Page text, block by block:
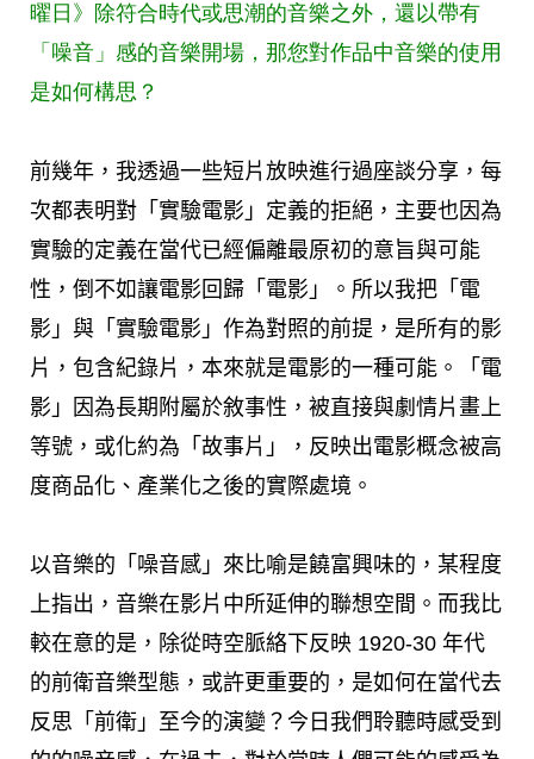
曜日》除符合時代或思潮的音樂之外，還以帶有
「噪音」感的音樂開場，那您對作品中音樂的使用
是如何構思？
前幾年，我透過一些短片放映進行過座談分享，每
次都表明對「實驗電影」定義的拒絕，主要也因為
實驗的定義在當代已經偏離最原初的意旨與可能
性，倒不如讓電影回歸「電影」。所以我把「電
影」與「實驗電影」作為對照的前提，是所有的影
片，包含紀錄片，本來就是電影的一種可能。「電
影」因為長期附屬於敘事性，被直接與劇情片畫上
等號，或化約為「故事片」，反映出電影概念被高
度商品化、產業化之後的實際處境。
以音樂的「噪音感」來比喻是饒富興味的，某程度
上指出，音樂在影片中所延伸的聯想空間。而我比
較在意的是，除從時空脈絡下反映 1920-30 年代
的前衛音樂型態，或許更重要的，是如何在當代去
反思「前衛」至今的演變？今日我們聆聽時感受到